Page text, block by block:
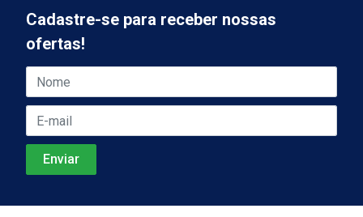
Cadastre-se para receber nossas
ofertas!